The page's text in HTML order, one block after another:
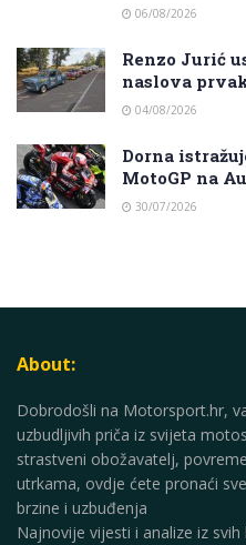
06/08/2026
Renzo Jurić
naslova
04/08/2026
Dorna
MotoGP na
30/07/2026
About:
Dobrodošli na Motorsport.hr,
uzbudljivih priča iz svijeta
strastveni obožavatelj,
utrkama, ovdje ćete pronaći
brzine i uzbuđenja
Najnovije vijesti i analize iz